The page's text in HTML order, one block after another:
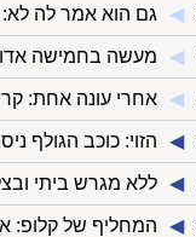
◀︎ גם הוא אמר לה לא:
◀︎ מעשה בחמישה
◀︎ אחרי עונה אחת:
◀︎ הזוי: כוכב הגולף
◀︎ ללא מגרש ביתי
◀︎ המחליף של קלופ: